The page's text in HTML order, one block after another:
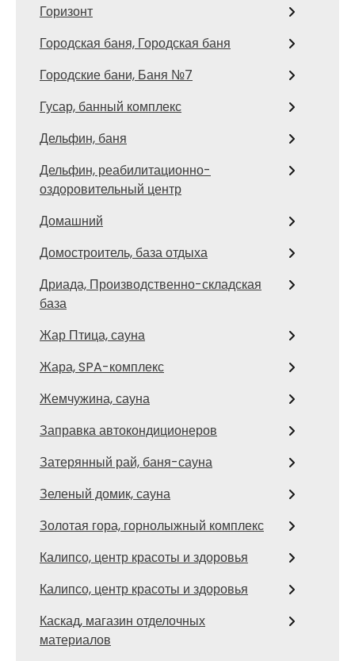
Горизонт
Городская баня, Городская баня
Городские бани, Баня №7
Гусар, банный комплекс
Дельфин, баня
Дельфин, реабилитационно-
оздоровительный центр
Домашний
Домостроитель, база отдыха
Дриада, Производственно-складская
база
Жар Птица, сауна
Жара, SPA-комплекс
Жемчужина, сауна
Заправка автокондиционеров
Затерянный рай, баня-сауна
Зеленый домик, сауна
Золотая гора, горнолыжный комплекс
Калипсо, центр красоты и здоровья
Калипсо, центр красоты и здоровья
Каскад, магазин отделочных
материалов